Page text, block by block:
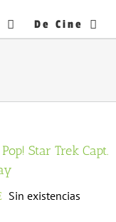
De Cine
Star Trek Capt.
Sin existencias